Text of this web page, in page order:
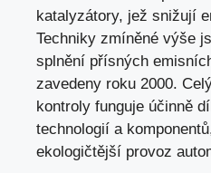
katalyzátory, jež snižují
Techniky zmíněné výše
splnění přísných
zavedeny roku 2000.
kontroly funguje účinně
technologií a
ekologičtější provoz